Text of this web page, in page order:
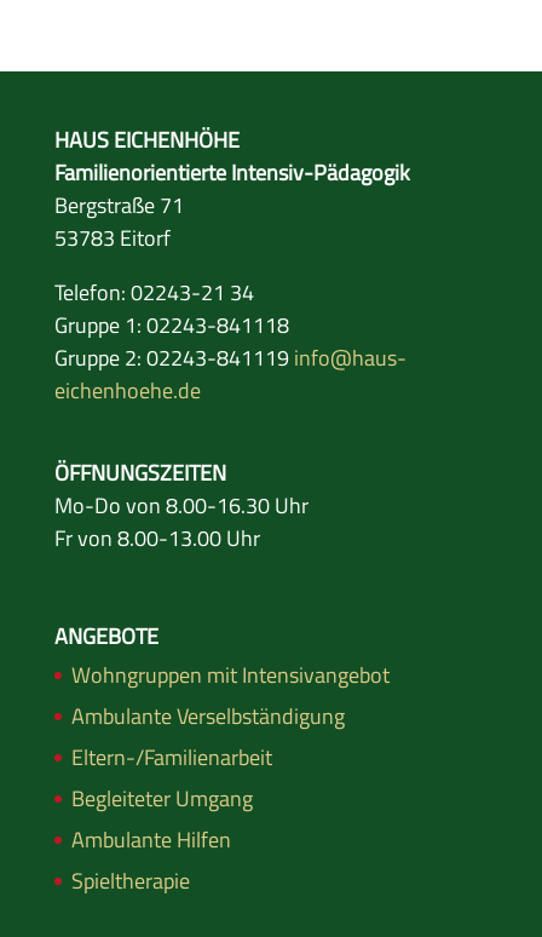
HAUS EICHENHÖHE
Familienorientierte Intensiv-Pädagogik
Bergstraße 71
53783 Eitorf
Telefon: 02243-21 34
Gruppe 1: 02243-841118
Gruppe 2: 02243-841119info@haus-
eichenhoehe.de
ÖFFNUNGSZEITEN
Mo-Do von 8.00-16.30 Uhr
Fr von 8.00-13.00 Uhr
ANGEBOTE
Wohngruppen mit Intensivangebot
Ambulante Verselbständigung
Eltern-/Familienarbeit
Begleiteter Umgang
Ambulante Hilfen
Spieltherapie